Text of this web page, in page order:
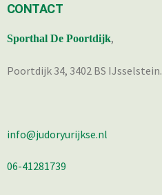
CONTACT
Sporthal De Poortdijk,
Poortdijk 34, 3402 BS IJsselstein.
info@judoryurijkse.nl
06-41281739